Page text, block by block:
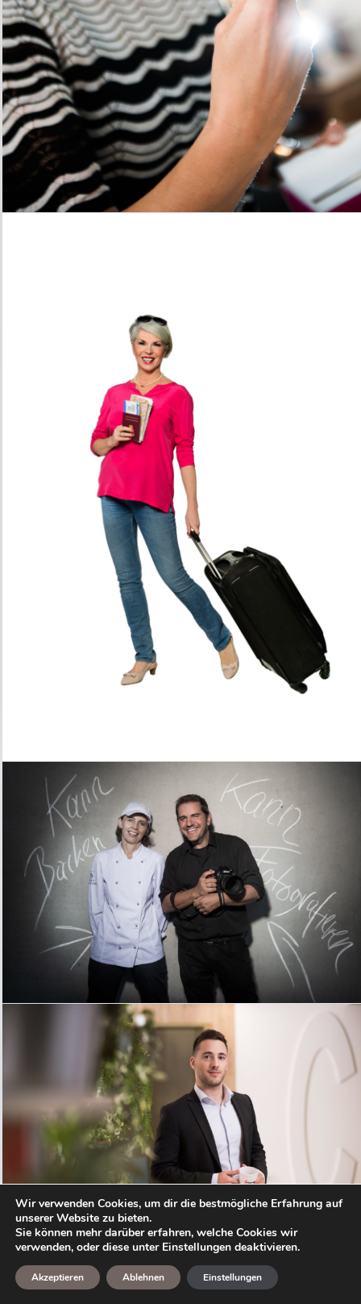
Wir verwenden Cookies, um dir die bestmögliche Erfahrung auf
unserer Website zu bieten.
Sie können mehr darüber erfahren, welche Cookies wir
verwenden, oder diese unter Einstellungen deaktivieren.
Akzeptieren Ablehnen Einstellungen